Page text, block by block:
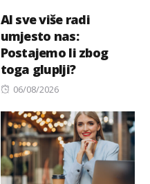
AI sve više radi
umjesto nas:
Postajemo li zbog
toga gluplji?
Posted
06/08/2026